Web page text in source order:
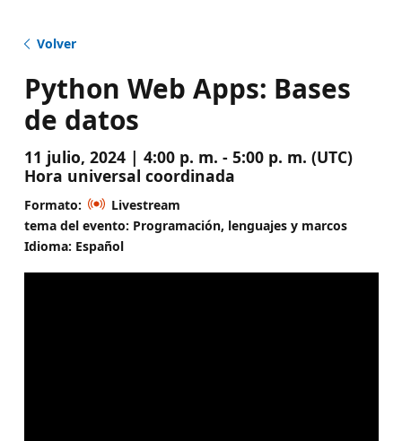
Volver
Python Web Apps: Bases
de datos
11 julio, 2024 | 4:00 p. m. - 5:00 p. m. (UTC)
Hora universal coordinada
Formato:
Livestream
tema del evento: Programación, lenguajes y marcos
Idioma: Español